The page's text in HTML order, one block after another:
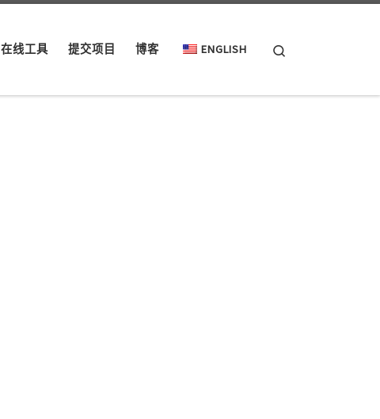
在线工具 提交项目 博客 ENGLISH